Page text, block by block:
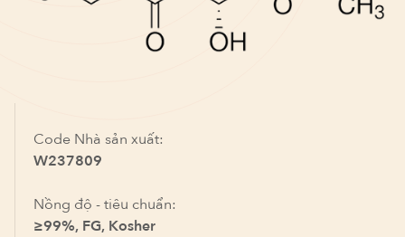
Code Nhà sản xuất:
W237809
Nồng độ - tiêu chuẩn:
≥99%, FG, Kosher